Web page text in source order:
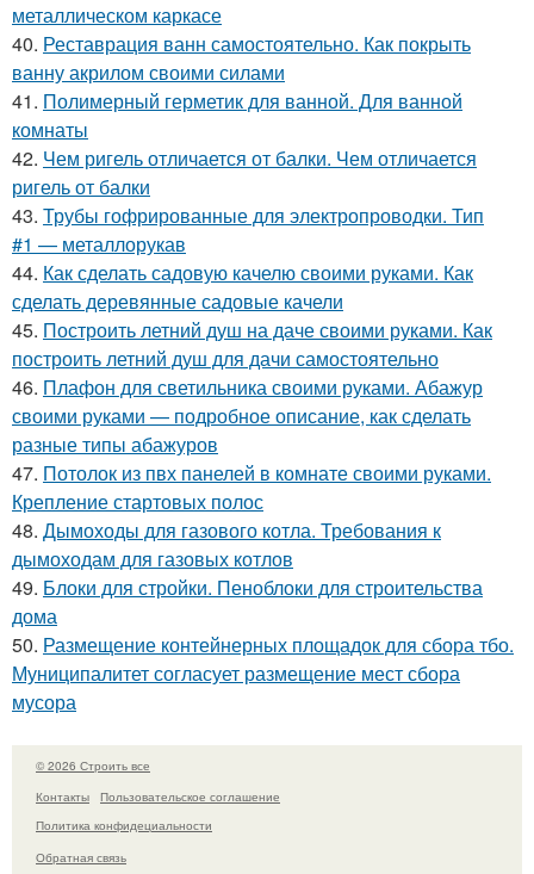
металлическом каркасе
40. Реставрация ванн самостоятельно. Как покрыть
ванну акрилом своими силами
41. Полимерный герметик для ванной. Для ванной
комнаты
42. Чем ригель отличается от балки. Чем отличается
ригель от балки
43. Трубы гофрированные для электропроводки. Тип
#1 — металлорукав
44. Как сделать садовую качелю своими руками. Как
сделать деревянные садовые качели
45. Построить летний душ на даче своими руками. Как
построить летний душ для дачи самостоятельно
46. Плафон для светильника своими руками. Абажур
своими руками — подробное описание, как сделать
разные типы абажуров
47. Потолок из пвх панелей в комнате своими руками.
Крепление стартовых полос
48. Дымоходы для газового котла. Требования к
дымоходам для газовых котлов
49. Блоки для стройки. Пеноблоки для строительства
дома
50. Размещение контейнерных площадок для сбора тбо.
Муниципалитет согласует размещение мест сбора
мусора
© 2026 Строить все
Контакты
Пользовательское соглашение
Политика конфидециальности
Обратная связь